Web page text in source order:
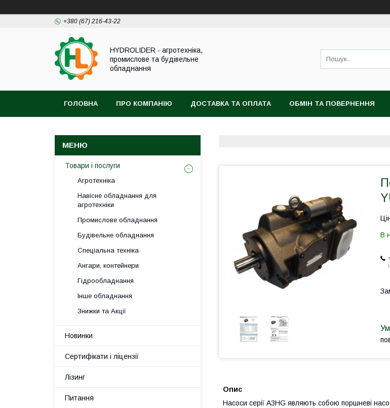
+380 (67) 216-43-22
HYDROLIDER - агротехніка,
промислове та будівельне
обладнання
ГОЛОВНА ПРО КОМПАНІЮ ДОСТАВКА ТА ОПЛАТА ОБМІН ТА ПОВЕРНЕННЯ
В
Опис
Насоси серії A3HG являють собою поршневі
Товари і послуги
Агротехніка
Навісне обладнання для
агротехніки
Промислове обладнання
Будівельне обладнання
Спеціальна техніка
Ангари, контейнери
Гідрообладнання
Інше обладнання
Знижки та Акції
Новинки
Сертифікати і ліцензії
Лізинг
Питання